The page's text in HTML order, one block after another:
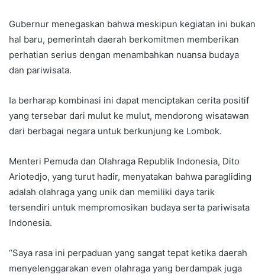
Gubernur menegaskan bahwa meskipun kegiatan ini bukan
hal baru, pemerintah daerah berkomitmen memberikan
perhatian serius dengan menambahkan nuansa budaya
dan pariwisata.
Ia berharap kombinasi ini dapat menciptakan cerita positif
yang tersebar dari mulut ke mulut, mendorong wisatawan
dari berbagai negara untuk berkunjung ke Lombok.
Menteri Pemuda dan Olahraga Republik Indonesia, Dito
Ariotedjo, yang turut hadir, menyatakan bahwa paragliding
adalah olahraga yang unik dan memiliki daya tarik
tersendiri untuk mempromosikan budaya serta pariwisata
Indonesia.
“Saya rasa ini perpaduan yang sangat tepat ketika daerah
menyelenggarakan even olahraga yang berdampak juga